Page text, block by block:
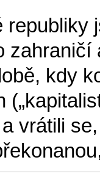
kdy
vrátili